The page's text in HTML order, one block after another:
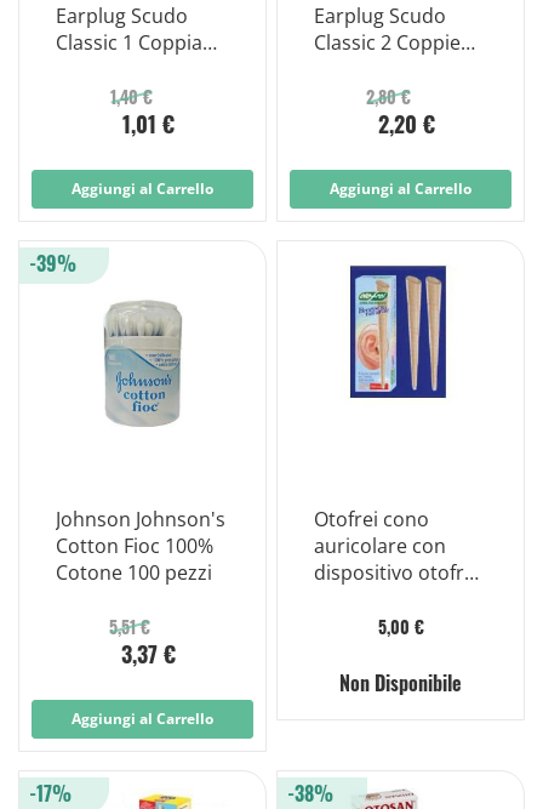
Earplug Scudo
Classic 1 Coppia
1,40 €
1,01 €
Aggiungi al Carrello
Earplug Scudo
Classic 2 Coppie
2,80 €
2,20 €
Aggiungi al Carrello
Johnson Johnson's
Cotton Fioc 100%
Cotone 100 pezzi
5,51 €
3,37 €
-39%
Aggiungi al Carrello
Otofrei cono
auricolare con
dispositivo otofrei
5,00 €
Non Disponibile
-17% -38%